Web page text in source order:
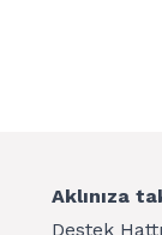
Aklınıza
Destek